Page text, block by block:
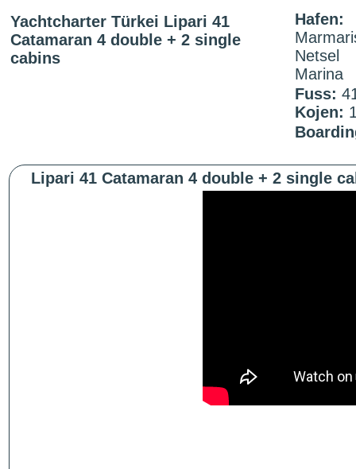
Yachtcharter Türkei Lipari 41
Catamaran 4 double + 2 single
cabins
Hafen:
Netsel
Marina
Fuss:
Kojen:
Lipari 41 Catamaran 4 double + 2 single